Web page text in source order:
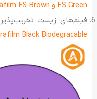
FS Green و Sotrafilm FS Brown
فیلم‌های زیست
Black Biodegradable